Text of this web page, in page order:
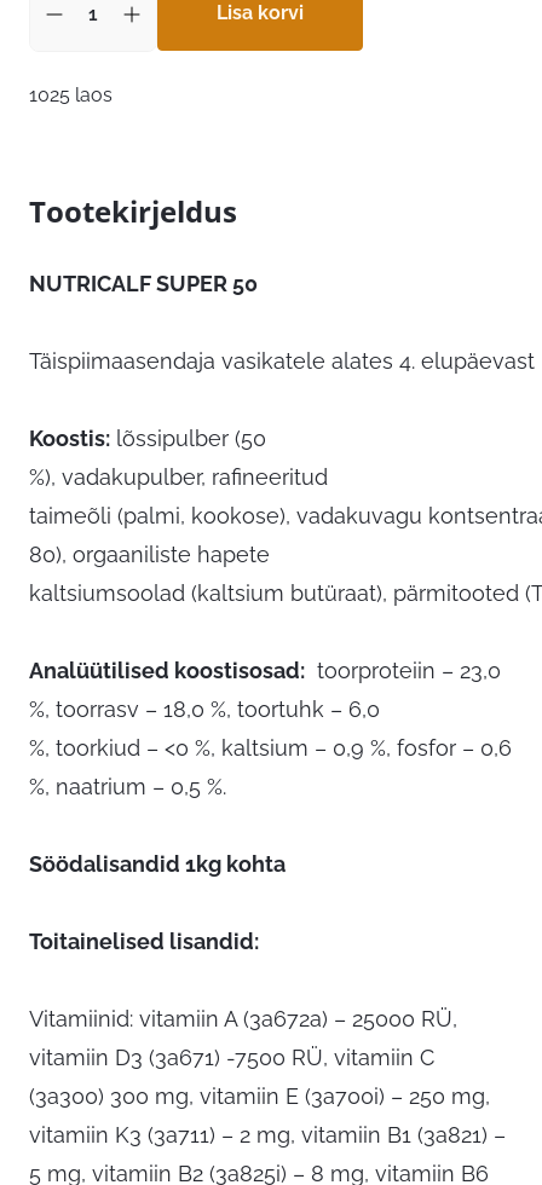
Lisa korvi
1025 laos
Tootekirjeldus
NUTRICALF SUPER 50
Täispiimaasendaja vasikatele alates 4. elupäevast
Koostis: lõssipulber (50
%), vadakupulber, rafineeritud
taimeõli (palmi, kookose), vadakuvagu
80), orgaaniliste hapete
kaltsiumsoolad (kaltsium butüraat), pärmitooted
Analüütilised koostisosad: toorproteiin – 23,0
%, toorrasv – 18,0 %, toortuhk – 6,0
%, toorkiud – <0 %, kaltsium – 0,9 %, fosfor – 0,6
%, naatrium – 0,5 %.
Söödalisandid 1kg kohta
Toitainelised lisandid:
Vitamiinid: vitamiin A (3a672a) – 25000 RÜ,
vitamiin D3 (3a671) -7500 RÜ, vitamiin C
(3a300) 300 mg, vitamiin E (3a700i) – 250 mg,
vitamiin K3 (3a711) – 2 mg, vitamiin B1 (3a821) –
5 mg, vitamiin B2 (3a825i) – 8 mg, vitamiin B6